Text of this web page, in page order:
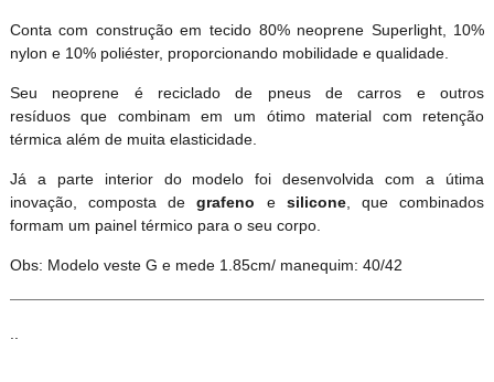
Conta com construção em tecido 80% neoprene Superlight, 10%
nylon e 10% poliéster, proporcionando mobilidade e qualidade.
Seu neoprene é reciclado de pneus de carros e outros
resíduos que combinam em um ótimo material com retenção
térmica além de muita elasticidade.
Já a parte interior do modelo foi desenvolvida com a útima
inovação, composta degrafeno e silicone, que combinados
formam um painel térmico para o seu corpo.
Obs: Modelo veste G e mede 1.85cm/ manequim: 40/42